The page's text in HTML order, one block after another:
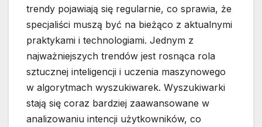
trendy pojawiają się regularnie, co sprawia, że
specjaliści muszą być na bieżąco z aktualnymi
praktykami i technologiami. Jednym z
najważniejszych trendów jest rosnąca rola
sztucznej inteligencji i uczenia maszynowego
w algorytmach wyszukiwarek. Wyszukiwarki
stają się coraz bardziej zaawansowane w
analizowaniu intencji użytkowników, co